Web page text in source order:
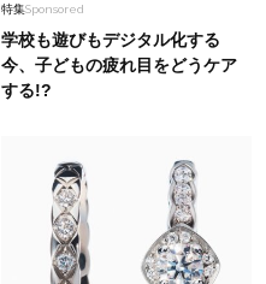
特集Sponsored
学校も遊びもデジタル化する
今、子どもの疲れ目をどうケア
する!?